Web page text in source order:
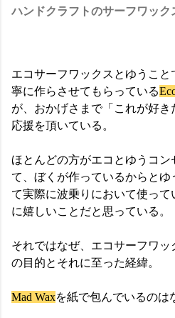
ハンドクラフトのサーフワッ
エコサーフワックスとゆうこ
寧に作らさせてもらっている
が、おかげさまで「これが好
応援を頂いている。
ほとんどの方がエコとゆうコ
て、ぼくが作っているからと
て実際に波乗りにおいて使っ
に嬉しいことだと思っている。
それではなぜ、エコサーフワ
の目的とそれに至った経緯。
Mad Waxを紙で包んでいるのは